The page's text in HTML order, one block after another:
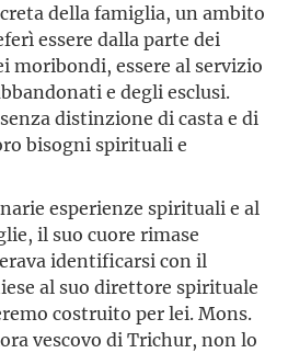
della famiglia, un ambito
essere dalla parte dei
moribondi, essere al servizio
e degli esclusi.
distinzione di casta e di
bisogni spirituali e
esperienze spirituali e al
il suo cuore rimase
identi­ficarsi con il
al suo direttore spirituale
costruito per lei. Mons.
vescovo di Trichur, non lo